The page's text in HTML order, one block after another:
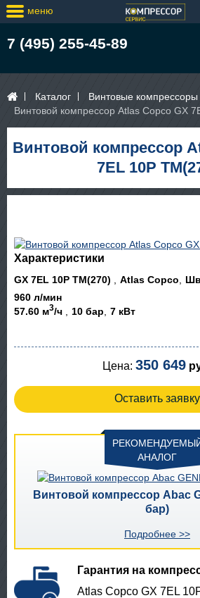
меню
7 (495) 255-45-89
Каталог
Винтовые компрессоры
Винтовой компрессор Atlas Copco GX
Винтовой компрессор
7EL 10P
Характеристики
GX 7EL 10P TM(270) Atlas Copco
960 л/мин
57.60 м3/ч 10 бар 7 кВт
Цена: 350 649
Оставить заявку
АНАЛОГ
Винтовой компрессор Abac
бар)
Подробнее >>
Гарантия на
Atlas Copco GX 7EL